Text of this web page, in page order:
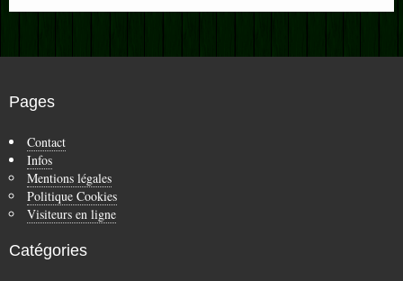
Pages
Contact
Infos
Mentions légales
Politique Cookies
Visiteurs en ligne
Catégories